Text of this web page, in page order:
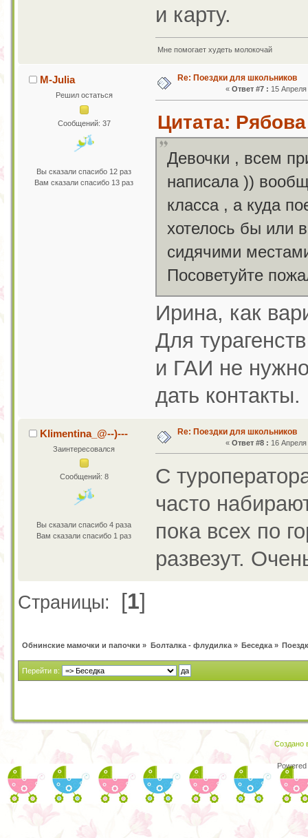
и карту.
Мне помогает худеть молокочай
M-Julia
Решил остаться
Сообщений: 37
Вы сказали спасибо 12 раз
Вам сказали спасибо 13 раз
Re: Поездки для школьников
«Ответ #7 : 15
Цитата:
Девочки , всем
написала ))
класса , а куда
хотелось бы или
сидячими
Посоветуйте
Ирина, как
Для
и ГАИ не
дать контакты.
Klimentina_@--)---
Заинтересовался
Сообщений: 8
Вы сказали спасибо 4 раза
Вам сказали спасибо 1 раз
Re: Поездки для школьников
«Ответ #8 : 16
С
часто
пока всех по
развезут.
Страницы: [1]
Обнинские мамочки и папочки » Болталка - флудилка» Беседка»
Перейти в:
Создано